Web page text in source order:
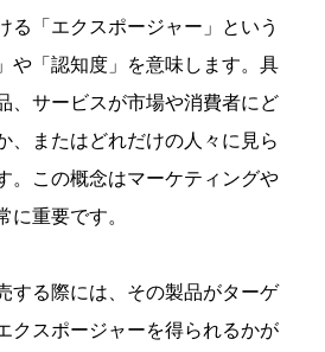
る「エクスポージャー」という
や「認知度」を意味します。具
、サービスが市場や消費者にど
、またはどれだけの人々に見ら
。この概念はマーケティングや
に重要です。
する際には、その製品がターゲ
クスポージャーを得られるかが